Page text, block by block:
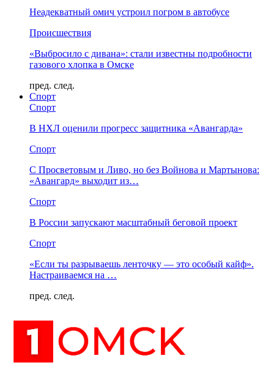
Неадекватный омич устроил погром в автобусе
Происшествия
«Выбросило с дивана»: стали известны подробности
газового хлопка в Омске
пред. след.
Спорт
Спорт
В НХЛ оценили прогресс защитника «Авангарда»
Спорт
С Просветовым и Ливо, но без Войнова и Мартынова:
«Авангард» выходит из…
Спорт
В России запускают масштабный беговой проект
Спорт
«Если ты разрываешь ленточку — это особый кайф».
Настраиваемся на …
пред. след.